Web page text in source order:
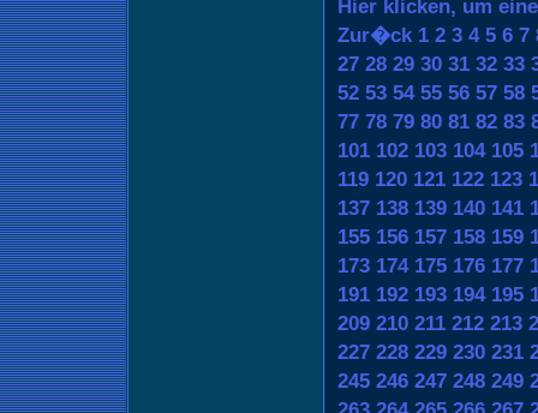
Hier klicken, um
Zur�ck 1 2 3 4 5 6 7
27 28 29 30 31 32 33
52 53 54 55 56 57 58
77 78 79 80 81 82 83
101 102 103 104 105
119 120 121 122 123
137 138 139 140 141
155 156 157 158 159
173 174 175 176 177
191 192 193 194 195
209 210 211 212 213
227 228 229 230 231
245 246 247 248 249